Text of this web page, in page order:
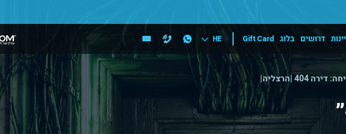
דרושים בלוג Gift Card
HE
404 |הרצליה|